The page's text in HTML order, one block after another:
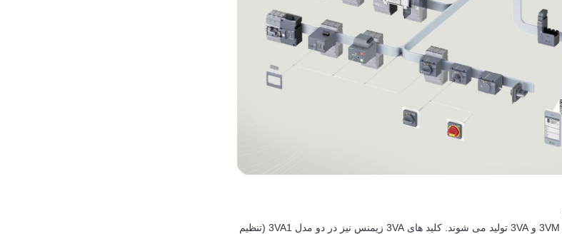
کلید های اتوماتیک زیمنس در سری های 3VM و 3VA تولید می شوند. کلید های 3VA زیمنس نیز در دو مدل 3VA1 (تنظیم